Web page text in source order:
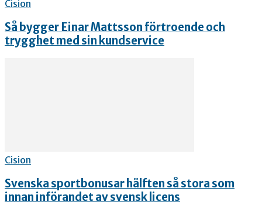
Cision
Så bygger Einar Mattsson förtroende och
trygghet med sin kundservice
Cision
Svenska sportbonusar hälften så stora som
innan införandet av svensk licens